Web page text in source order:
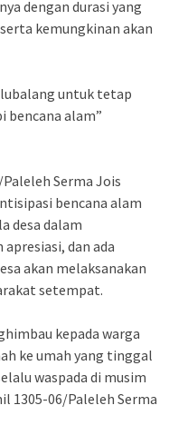
dengan durasi yang
kemungkinan akan
untuk tetap
bencana alam”
Serma Jois
bencana alam
desa dalam
dan ada
akan melaksanakan
setempat.
kepada warga
ke umah yang tinggal
waspada di musim
1305-06/Paleleh Serma